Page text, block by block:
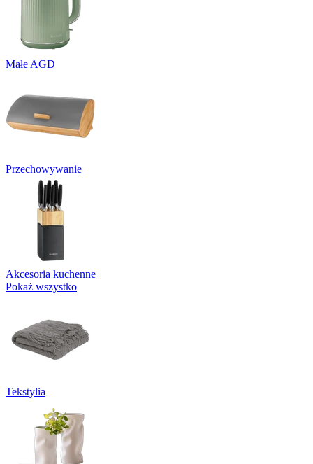
Małe AGD
Przechowywanie
Akcesoria kuchenne
Pokaż wszystko
Tekstylia